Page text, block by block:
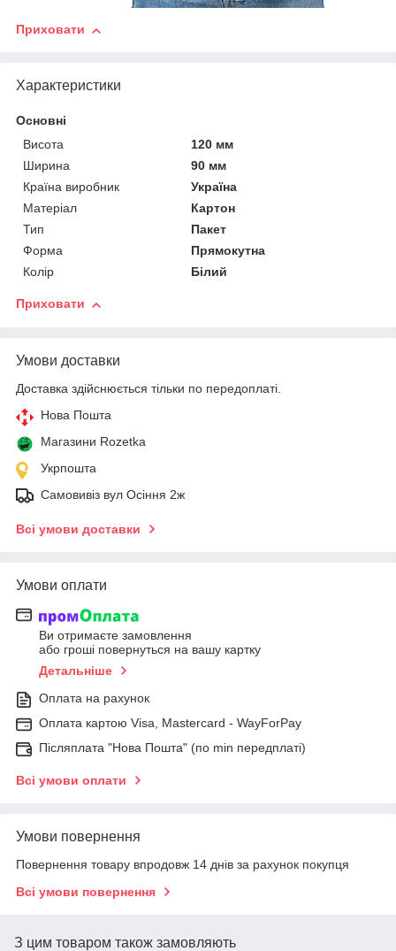
Приховати
Характеристики
Основні
Висота
120 мм
Ширина
90 мм
Країна виробник
Україна
Матеріал
Картон
Тип
Пакет
Форма
Прямокутна
Колір
Білий
Приховати
Умови доставки
Доставка здійснюється тільки по передоплаті.
Нова Пошта
Магазини Rozetka
Укрпошта
Самовивіз вул Осіння 2ж
Всі умови доставки
Умови оплати
Ви отримаєте замовлення
або гроші повернуться на вашу картку
Детальніше
Оплата на рахунок
Оплата картою Visa, Mastercard - WayForPay
Післяплата "Нова Пошта" (по min передплаті)
Всі умови оплати
Умови повернення
Повернення товару впродовж 14 днів за рахунок покупця
Всі умови повернення
З цим товаром також замовляють